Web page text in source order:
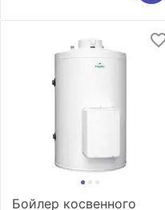
Бойлер косвенного